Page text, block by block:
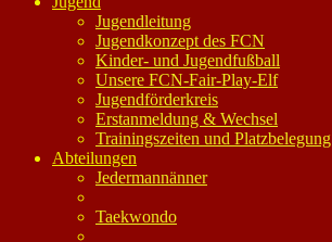
Jugendleitung
Jugendkonzept des FCN
Kinder- und Jugendfußball
Unsere FCN-Fair-Play-Elf
Jugendförderkreis
Erstanmeldung & Wechsel
Trainingszeiten und Platzbelegung
Abteilungen
Jedermannänner
Taekwondo